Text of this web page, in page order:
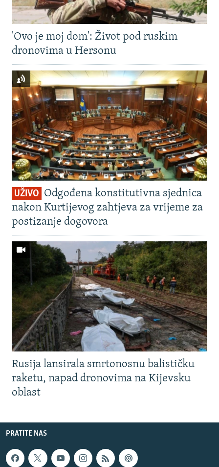
'Ovo je moj dom': Život pod ruskim
dronovima u Hersonu
UŽIVO Odgođena konstitutivna sjednica
nakon Kurtijevog zahtjeva za vrijeme za
postizanje dogovora
Rusija lansirala smrtonosnu balističku
raketu, napad dronovima na Kijevsku
oblast
PRATITE NAS